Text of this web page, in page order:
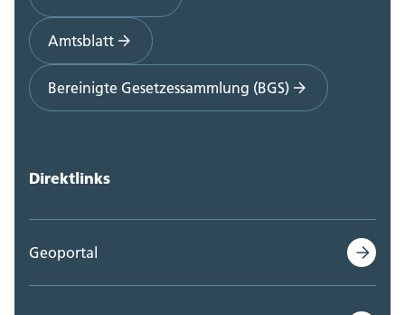
Amtsblatt
Bereinigte Gesetzessammlung (BGS)
Direktlinks
Geoportal